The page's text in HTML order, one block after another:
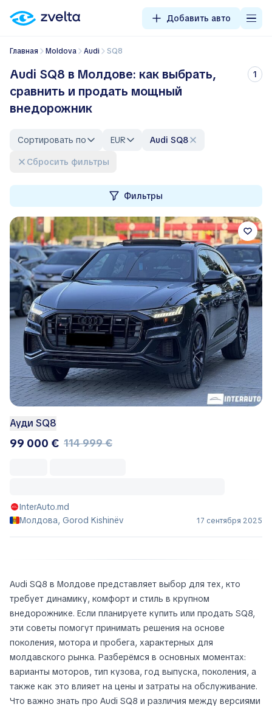
Добавить авто
Главная Moldova Audi SQ8
Audi SQ8 в Молдове: как выбрать,
сравнить и продать мощный
внедорожник
1
Сортировать по EUR
Audi SQ8
Сбросить фильтры
Фильтры
Ауди SQ8
99 000 € 114 999 €
InterAuto.md
Молдова, Gorod Kishinëv
17 сентября 2025
Audi SQ8 в Молдове представляет выбор для тех, кто
требует динамику, комфорт и стиль в крупном
внедорожнике. Если планируете купить или продать SQ8,
эти советы помогут принимать решения на основе
поколения, мотора и пробега, характерных для
молдавского рынка. Разберёмся в основных моментах:
варианты моторов, тип кузова, год выпуска, поколения, а
также как это влияет на цены и затраты на обслуживание.
Что важно знать про Audi SQ8 и различия между версиями